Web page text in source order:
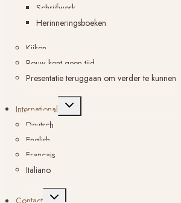
Schrijfwerk
Herinneringsboeken
Kijken
Rouw kent geen tijd
Presentatie teruggaan om verder te kunnen
International
Toggle
Deutsch
English
Français
Italiano
Toggle